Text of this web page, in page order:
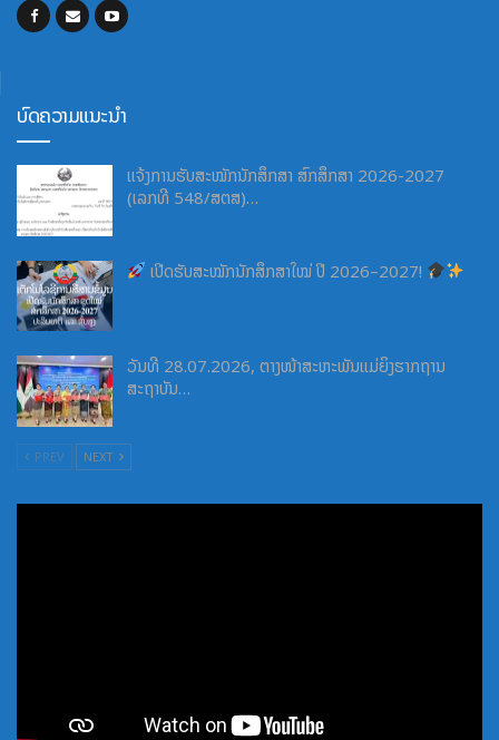
ບົດຄວາມແນະນຳ
ແຈ້ງການຮັບສະໝັກນັກສຶກສາ ສົກສຶກສາ 2026-2027
(ເລກທີ 548/ສຕສ)…
ເປີດຮັບສະໝັກນັກສຶກສາໃໝ່ ປີ 2026–2027!
ວັນທີ 28.07.2026, ຕາງໜ້າສະຫະພັນແມ່ຍິງຮາກຖານ
ສະຖາບັນ…
PREV NEXT